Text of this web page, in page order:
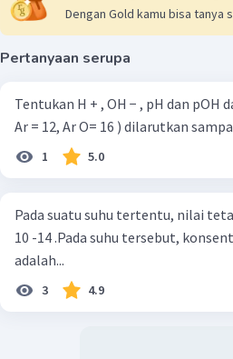
Dengan Gold kamu bisa tanya
Pertanyaan serupa
Tentukan H + , OH − , pH dan pOH
Ar = 12, Ar O= 16 ) dilarutkan
1 5.0
Pada suatu suhu tertentu, nilai
10 -14 .Pada suhu tersebut,
adalah...
3 4.9